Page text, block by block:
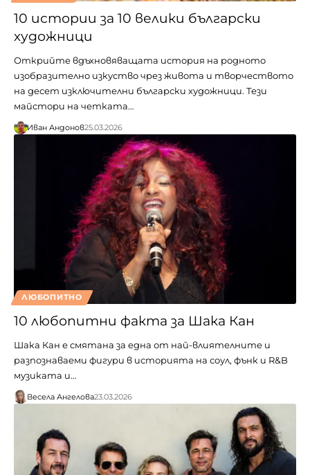
10 истории за 10 велики български
художници
Открийте вдъхновяващата история на родното
изобразително изкуство чрез живота и творчеството
на десет изключителни български художници. Тези
майстори на четката…
Иван Андонов25.03.2026
ЛЮБОПИТНО
10 любопитни факта за Шака Кан
Шака Кан е смятана за една от най-влиятелните и
разпознаваеми фигури в историята на соул, фънк и R&B
музиката и…
Весела Ангелова23.03.2026